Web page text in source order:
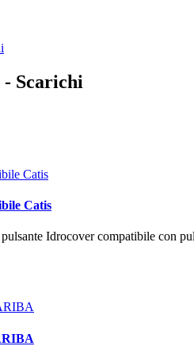
- Scarichi
Catis
Idrocover compatibile con